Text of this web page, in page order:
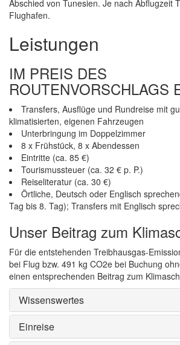
Abschied von Tunesien. Je nach Abflugzeit
Flughafen.
Leistungen
IM PREIS DES
ROUTENVORSCHLAGS
Transfers, Ausflüge und Rundreise mit
klimatisierten, eigenen Fahrzeugen
Unterbringung im Doppelzimmer
8 x Frühstück, 8 x Abendessen
Eintritte (ca. 85 €)
Tourismussteuer (ca. 32 € p. P.)
Reiseliteratur (ca. 30 €)
Örtliche, Deutsch oder Englisch
Tag bis 8. Tag); Transfers mit Englisch
Unser Beitrag zum
Für die entstehenden Treibhausgas-
bei Flug bzw. 491 kg CO2e bei Buchung
einen entsprechenden Beitrag zum
Wissenswertes
Einreise